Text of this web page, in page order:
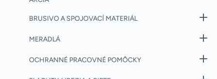
BRUSIVO A SPOJOVACÍ MATERIÁL
MERADLÁ
OCHRANNÉ PRACOVNÉ POMÔCKY